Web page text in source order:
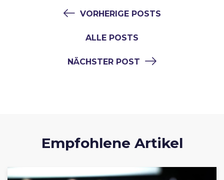
VORHERIGE POSTS
ALLE POSTS
NÄCHSTER POST
Empfohlene Artikel